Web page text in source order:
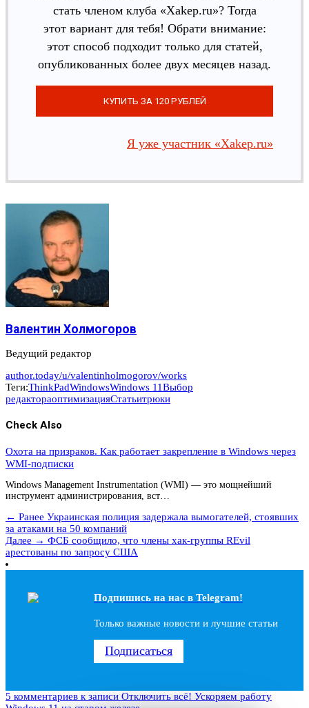
стать членом клуба «Xakep.ru»? Тогда
этот вариант для тебя! Обрати внимание:
этот способ подходит только для статей,
опубликованных более двух месяцев назад.
Я уже участник «Xakep.ru»
Валентин Холмогоров
Ведущий редактор
author.today/u/valentinholmogorov/works
Теги:ThinkPadWindowsWindows 11Выбор
редактораоптимизацияСтатьитрюки
Check Also
Охота на призраков. Как работает закрепление в Windows через
WMI-подписки
Windows Management Instrumentation (WMI) — это мощнейший
инструмент администрирования, вст…
← Ранее Украинская полиция задержала вымогателей, стоявших
за атаками на 50 компаний
Далее → ФСБ сообщило, что члены хак-группы REvil
арестованы по запросу США
Подпишись на наc в Telegram!
Только важные новости и лучшие статьи
Подписаться
5 комментариев к записи Отключить всё! Ускоряем работу